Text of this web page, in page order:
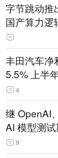
字节跳动推
国产算力逻
丰田汽车净
5.5% 上半
14.3万辆
4
继 OpenAI
AI 模型测
9